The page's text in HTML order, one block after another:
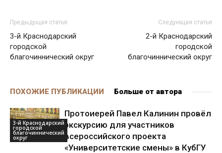
Предыдущая статья
3-й Краснодарский
городской
благочиннический округ
Следующая статья
2-й Краснодарский
городской
благочиннический округ
ПОХОЖИЕ ПУБЛИКАЦИИ Больше от автора
3-й Краснодарский
городской
благочиннический
округ
Протоиерей Павел Калинин провёл
экскурсию для участников
всероссийского проекта
«Университетские смены» в КубГУ